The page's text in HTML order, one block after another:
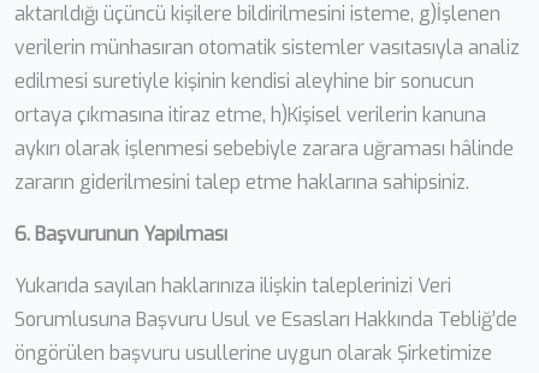
aktarıldığı üçüncü kişilere bildirilmesini isteme, g)İşlenen
verilerin münhasıran otomatik sistemler vasıtasıyla analiz
edilmesi suretiyle kişinin kendisi aleyhine bir sonucun
ortaya çıkmasına itiraz etme, h)Kişisel verilerin kanuna
aykırı olarak işlenmesi sebebiyle zarara uğraması hâlinde
zararın giderilmesini talep etme haklarına sahipsiniz.
6. Başvurunun Yapılması
Yukarıda sayılan haklarınıza ilişkin taleplerinizi Veri
Sorumlusuna Başvuru Usul ve Esasları Hakkında Tebliğ’de
öngörülen başvuru usullerine uygun olarak Şirketimize